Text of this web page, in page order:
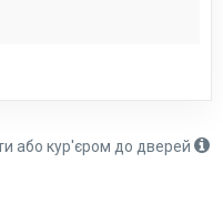
або кур'єром до дверей